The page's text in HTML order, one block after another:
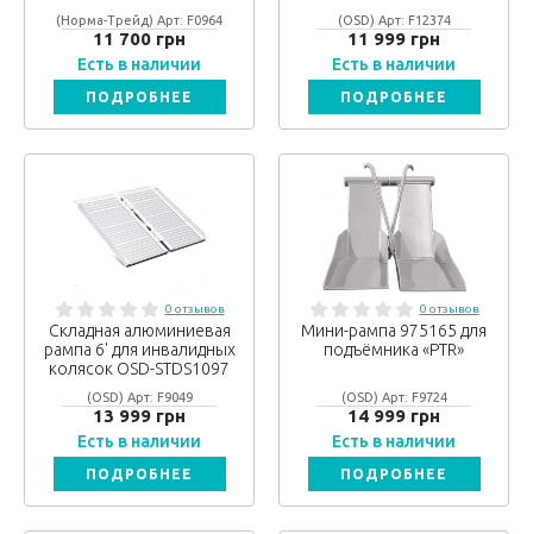
(Норма-Трейд) Арт: F0964
11 700 грн
Есть в наличии
ПОДРОБНЕЕ
(OSD) Арт: F12374
11 999 грн
Есть в наличии
ПОДРОБНЕЕ
0 отзывов
Складная алюминиевая
рампа 6' для инвалидных
колясок OSD-STDS1097
(OSD) Арт: F9049
13 999 грн
Есть в наличии
ПОДРОБНЕЕ
0 отзывов
Мини-рампа 975165 для
подъёмника «PTR»
(OSD) Арт: F9724
14 999 грн
Есть в наличии
ПОДРОБНЕЕ